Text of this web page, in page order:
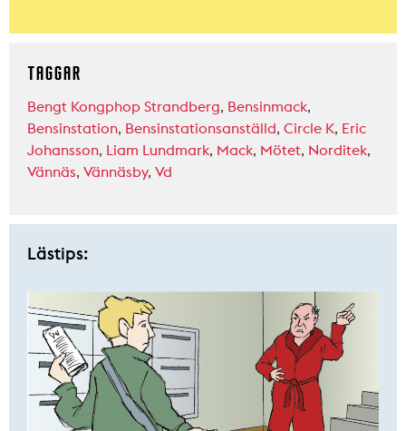
TAGGAR
Bengt Kongphop Strandberg, Bensinmack,
Bensinstation, Bensinstationsanställd, Circle K, Eric
Johansson, Liam Lundmark, Mack, Mötet, Norditek,
Vännäs, Vännäsby, Vd
Lästips: